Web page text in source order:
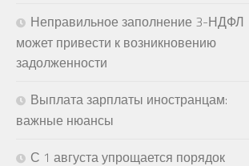
Неправильное заполнение 3-НДФЛ
может привести к возникновению
задолженности
Выплата зарплаты иностранцам:
важные нюансы
С 1 августа упрощается порядок